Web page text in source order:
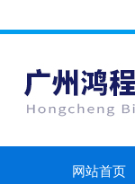
网站首页